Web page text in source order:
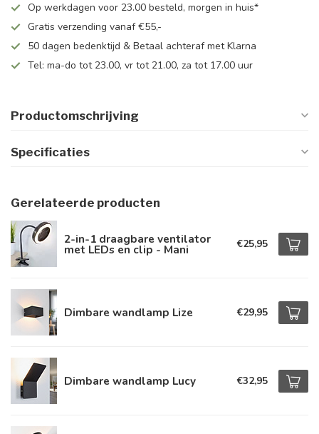
Op werkdagen voor 23.00 besteld, morgen in huis*
Gratis verzending vanaf €55,-
50 dagen bedenktijd & Betaal achteraf met Klarna
Tel: ma-do tot 23.00, vr tot 21.00, za tot 17.00 uur
Productomschrijving
Specificaties
Gerelateerde producten
2-in-1 draagbare ventilator
met LEDs en clip - Mani €25,95
Dimbare wandlamp Lize €29,95
Dimbare wandlamp Lucy €32,95